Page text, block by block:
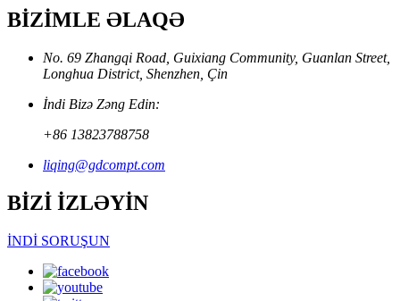
BİZİMLE ƏLAQƏ
No. 69 Zhangqi Road, Guixiang Community, Guanlan Street,
Longhua District, Shenzhen, Çin
İndi Bizə Zəng Edin:
+86 13823788758
liqing@gdcompt.com
BİZİ İZLƏYİN
İNDİ SORUŞUN